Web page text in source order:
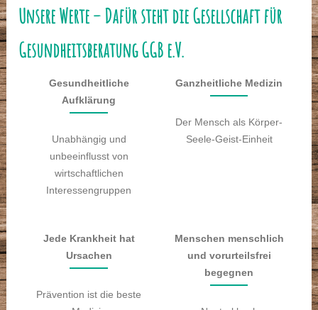
Unsere Werte – Dafür steht die Gesellschaft für
Gesundheitsberatung GGB e.V.
Gesundheitliche
Aufklärung
Unabhängig und
unbeeinflusst von
wirtschaftlichen
Interessengruppen
Ganzheitliche Medizin
Der Mensch als Körper-
Seele-Geist-Einheit
Jede Krankheit hat
Ursachen
Prävention ist die beste
Menschen menschlich
und vorurteilsfrei
begegnen